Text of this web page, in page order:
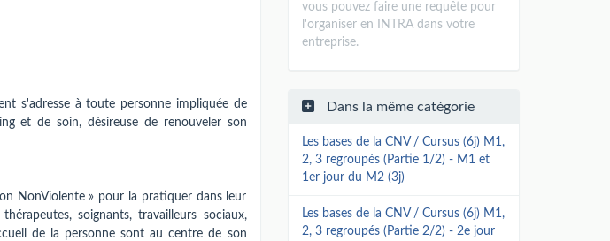
s'adresse à toute personne impliquée de
et de soin, désireuse de renouveler son
NonViolente » pour la pratiquer dans leur
soignants, travailleurs sociaux,
de la personne sont au centre de son
vous pouvez faire une requête pour
l'organiser en INTRA dans votre
entreprise.
Dans la même catégorie
Les bases de la CNV / Cursus (6j) M1,
2, 3 regroupés (Partie 1/2) - M1 et
1er jour du M2 (3j)
Les bases de la CNV / Cursus (6j) M1,
2, 3 regroupés (Partie 2/2) - 2e jour